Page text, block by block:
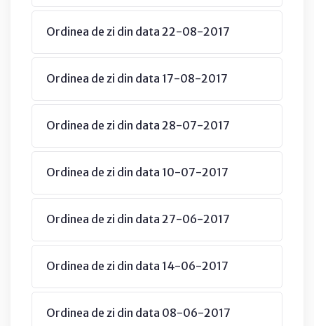
Ordinea de zi din data 22-08-2017
Ordinea de zi din data 17-08-2017
Ordinea de zi din data 28-07-2017
Ordinea de zi din data 10-07-2017
Ordinea de zi din data 27-06-2017
Ordinea de zi din data 14-06-2017
Ordinea de zi din data 08-06-2017